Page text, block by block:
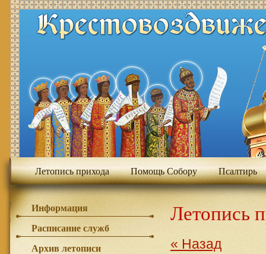
Летопись прихода Помощь Собору Псалтирь
Летопись
« Назад
Информация
Расписание служб
Архив летописи